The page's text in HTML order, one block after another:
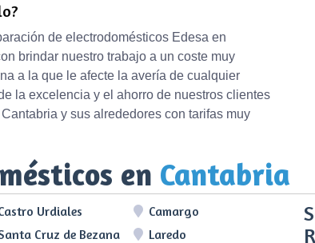
de electrodomésticos Edesa en
brindar nuestro trabajo a un coste muy
a la que le afecte la avería de cualquier
la excelencia y el ahorro de nuestros clientes
y sus alrededores con tarifas muy
en Cantabria
Urdiales
Camargo
Cruz de Bezana Laredo